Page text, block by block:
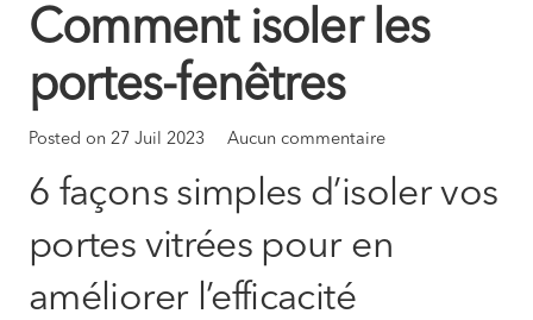
Comment isoler les
portes-fenêtres
Posted on 27 Juil 2023 Aucun commentaire
6 façons simples d’isoler vos
portes vitrées pour en
améliorer l’efficacité